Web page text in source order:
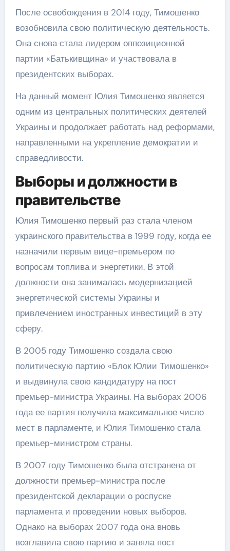
После освобождения в 2014 году, Тимошенко
возобновила свою политическую деятельность.
Она снова стала лидером оппозиционной
партии «Батькивщина» и участвовала в
президентских выборах.
На данный момент Юлия Тимошенко является
одним из центральных политических деятелей
Украины и продолжает работать над реформами,
направленными на укрепление демократии и
справедливости.
Выборы и должности в
правительстве
Юлия Тимошенко первый раз стала членом
украинского правительства в 1999 году, когда ее
назначили первым вице-премьером по
вопросам топлива и энергетики. В этой
должности она занималась модернизацией
энергетической системы Украины и
привлечением иностранных инвестиций в эту
сферу.
В 2005 году Тимошенко создала свою
политическую партию «Блок Юлии Тимошенко»
и выдвинула свою кандидатуру на пост
премьер-министра Украины. На выборах 2006
года ее партия получила максимальное число
мест в парламенте, и Юлия Тимошенко стала
премьер-министром страны.
В 2007 году Тимошенко была отстранена от
должности премьер-министра после
президентской декларации о роспуске
парламента и проведении новых выборов.
Однако на выборах 2007 года она вновь
возглавила свою партию и заняла пост